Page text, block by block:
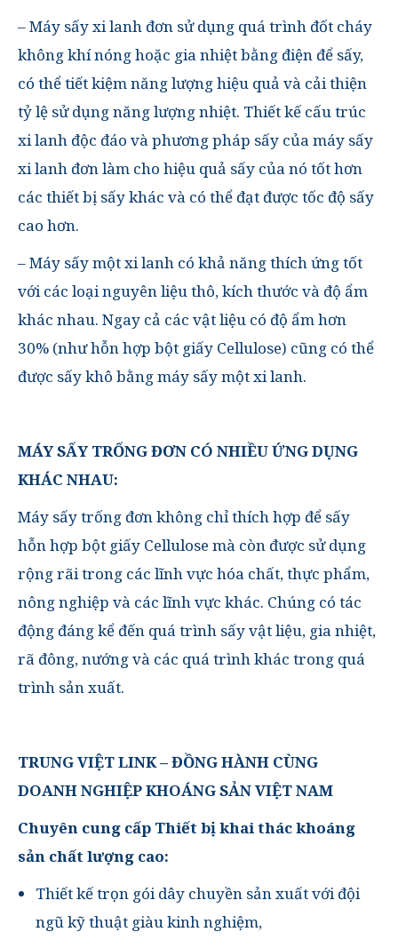
– Máy sấy xi lanh đơn sử dụng quá trình đốt cháy
không khí nóng hoặc gia nhiệt bằng điện để sấy,
có thể tiết kiệm năng lượng hiệu quả và cải thiện
tỷ lệ sử dụng năng lượng nhiệt. Thiết kế cấu trúc
xi lanh độc đáo và phương pháp sấy của máy sấy
xi lanh đơn làm cho hiệu quả sấy của nó tốt hơn
các thiết bị sấy khác và có thể đạt được tốc độ sấy
cao hơn.
– Máy sấy một xi lanh có khả năng thích ứng tốt
với các loại nguyên liệu thô, kích thước và độ ẩm
khác nhau. Ngay cả các vật liệu có độ ẩm hơn
30% (như hỗn hợp bột giấy Cellulose) cũng có thể
được sấy khô bằng máy sấy một xi lanh.
MÁY SẤY TRỐNG ĐƠN CÓ NHIỀU ỨNG DỤNG
KHÁC NHAU:
Máy sấy trống đơn không chỉ thích hợp để sấy
hỗn hợp bột giấy Cellulose mà còn được sử dụng
rộng rãi trong các lĩnh vực hóa chất, thực phẩm,
nông nghiệp và các lĩnh vực khác. Chúng có tác
động đáng kể đến quá trình sấy vật liệu, gia nhiệt,
rã đông, nướng và các quá trình khác trong quá
trình sản xuất.
TRUNG VIỆT LINK – ĐỒNG HÀNH CÙNG
DOANH NGHIỆP KHOÁNG SẢN VIỆT NAM
Chuyên cung cấp Thiết bị khai thác khoáng
sản chất lượng cao:
Thiết kế trọn gói dây chuyền sản xuất với đội
ngũ kỹ thuật giàu kinh nghiệm,